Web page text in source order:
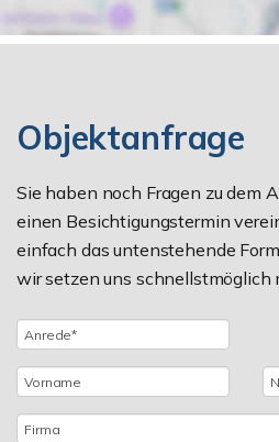
Objektanfrage
Sie haben noch Fragen zu dem
einen Besichtigungstermin
einfach das untenstehende
wir setzen uns schnellstmöglich